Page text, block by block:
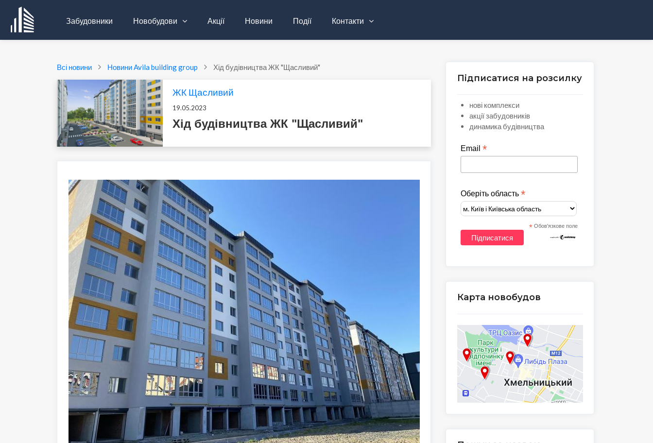
Забудовники Новобудови Акції Новини Події Контакти
Всі новини Новини Avila building group Хід будівництва ЖК "Щасливий"
ЖК Щасливий
19.05.2023
Хід будівництва ЖК "Щасливий"
Підписатися на розсилку
нові комплекси
акції забудовників
динамика будівництва
Email*
Оберіть область*
* Обов'язкове поле
Карта новобудов